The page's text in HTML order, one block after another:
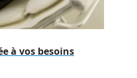
à vos besoins